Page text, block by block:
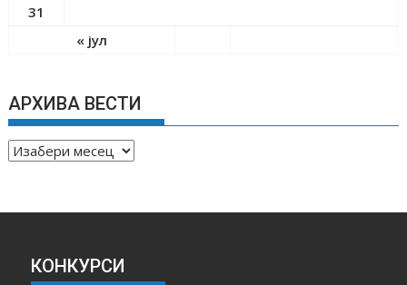
« јул
31
АРХИВА ВЕСТИ
А
И
КОНКУРСИ